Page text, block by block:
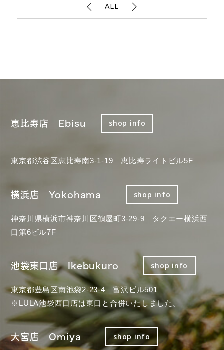
ALL
恵比寿店 Ebisu shop info
東京都渋谷区恵比寿南3-1-19 恵比寿ライトビル5F
横浜店 Yokohama shop info
神奈川県横浜市神奈川区鶴屋町3-29-9 タクエー横浜西
口第6ビル7F
池袋東口店 Ikebukuro shop info
東京都豊島区南池袋2-23-4 富沢ビル501
※LULA池袋西口店は東口と合併いたしました。
大宮店 Omiya shop info